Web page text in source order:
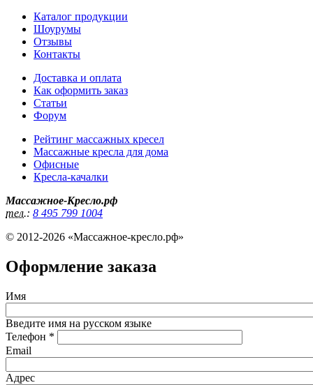
Каталог продукции
Шоурумы
Отзывы
Контакты
Доставка и оплата
Как оформить заказ
Статьи
Форум
Рейтинг массажных кресел
Массажные кресла для дома
Офисные
Кресла-качалки
Массажное-Кресло.рф
тел.: 8 495 799 1004
© 2012-2026 «Массажное-кресло.рф»
Оформление заказа
Имя
Введите имя на русском языке
Телефон *
Email
Адрес